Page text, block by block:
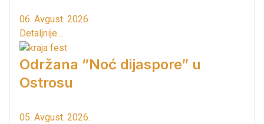
06. Avgust. 2026.
Detaljnije...
Održana ”Noć dijaspore” u
Ostrosu
05. Avgust. 2026.